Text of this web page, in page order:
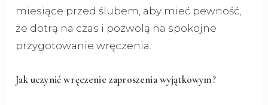
miesiące przed ślubem, aby mieć pewność,
że dotrą na czas i pozwolą na spokojne
przygotowanie wręczenia.
Jak uczynić wręczenie zaproszenia wyjątkowym?